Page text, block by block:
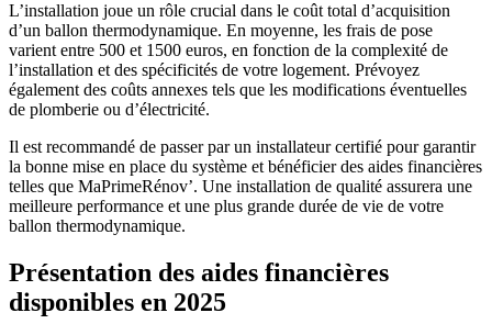
L’installation joue un rôle crucial dans le coût total d’acquisition
d’un ballon thermodynamique. En moyenne, les frais de pose
varient entre 500 et 1500 euros, en fonction de la complexité de
l’installation et des spécificités de votre logement. Prévoyez
également des coûts annexes tels que les modifications éventuelles
de plomberie ou d’électricité.
Il est recommandé de passer par un installateur certifié pour garantir
la bonne mise en place du système et bénéficier des aides financières
telles que MaPrimeRénov’. Une installation de qualité assurera une
meilleure performance et une plus grande durée de vie de votre
ballon thermodynamique.
Présentation des aides financières
disponibles en 2025